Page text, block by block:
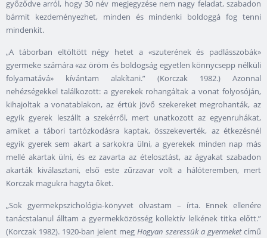
győződve arról, hogy 30 név megjegyzése nem nagy feladat, szabadon
bármit kezdeményezhet, minden és mindenki boldoggá fog tenni
mindenkit.
„A táborban eltöltött négy hetet a «szuterének és padlásszobák»
gyermeke számára «az öröm és boldogság egyetlen könnycsepp nélküli
folyamatává» kívántam alakítani.” (Korczak 1982.) Azonnal
nehézségekkel találkozott: a gyerekek rohangáltak a vonat folyosóján,
kihajoltak a vonatablakon, az értük jövő szekereket megrohanták, az
egyik gyerek leszállt a szekérről, mert unatkozott az egyenruhákat,
amiket a tábori tartózkodásra kaptak, összekeverték, az étkezésnél
egyik gyerek sem akart a sarkokra ülni, a gyerekek minden nap más
mellé akartak ülni, és ez zavarta az ételosztást, az ágyakat szabadon
akarták kiválasztani, első este zűrzavar volt a hálóteremben, mert
Korczak magukra hagyta őket.
„Sok gyermekpszichológia-könyvet olvastam – írta. Ennek ellenére
tanácstalanul álltam a gyermekközösség kollektív lelkének titka előtt.”
(Korczak 1982). 1920-ban jelent meg Hogyan szeressük a gyermeketcímű